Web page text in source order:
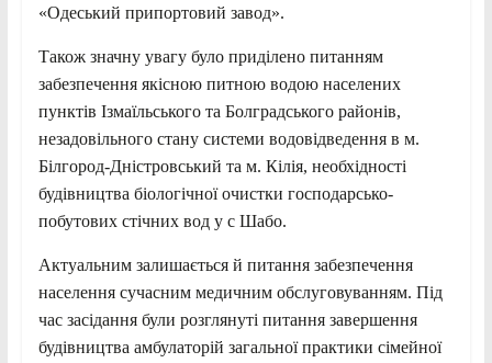
«Одеський припортовий завод».
Також значну увагу було приділено питанням
забезпечення якісною питною водою населених
пунктів Ізмаїльського та Болградського районів,
незадовільного стану системи водовідведення в м.
Білгород-Дністровський та м. Кілія, необхідності
будівництва біологічної очистки господарсько-
побутових стічних вод у с Шабо.
Актуальним залишається й питання забезпечення
населення сучасним медичним обслуговуванням. Під
час засідання були розглянуті питання завершення
будівництва амбулаторій загальної практики сімейної